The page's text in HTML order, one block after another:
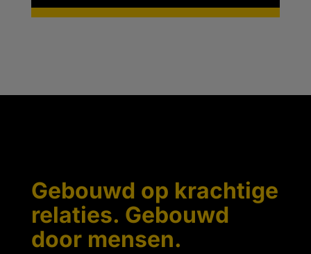
Gebouwd op krachtige
relaties. Gebouwd
door mensen.